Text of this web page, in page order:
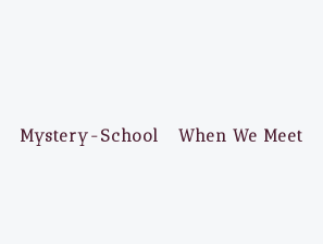
Mystery-School When We Meet